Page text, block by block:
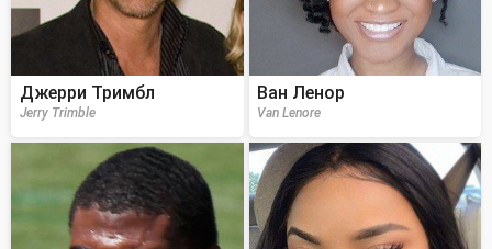
Джерри Тримбл
Jerry Trimble
Ван Ленор
Van Lenore